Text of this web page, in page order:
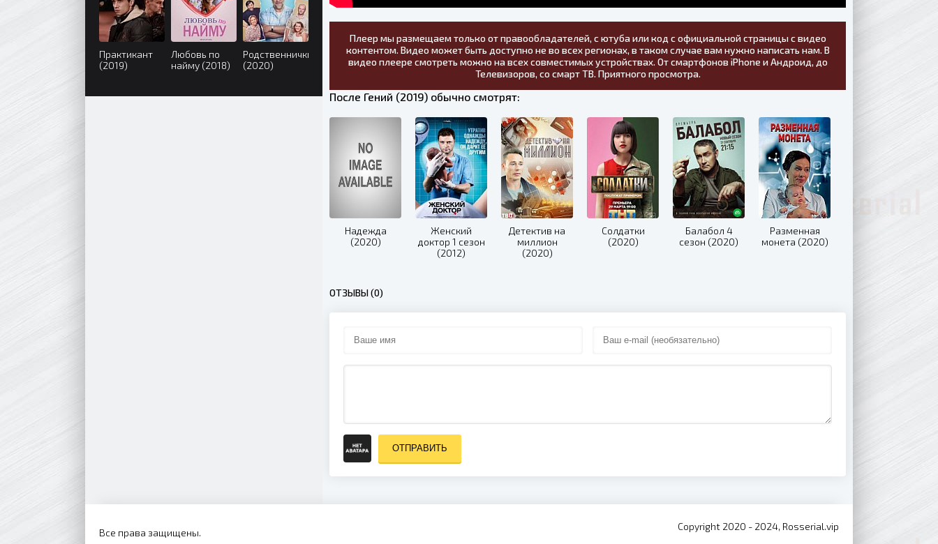
Плеер мы размещаем только от правообладателей, с ютуба или код с официальной страницы с видео
контентом. Видео может быть доступно не во всех регионах, в таком случае вам нужно написать нам. В
видео плеере смотреть можно на всех совместимых устройствах. От смартфонов iPhone и Андроид, до
Телевизоров, со смарт ТВ. Приятного просмотра.
После Гений (2019) обычно смотрят:
Надежда
(2020)
Женский
доктор 1 сезон
(2012)
Детектив на
миллион
(2020)
Солдатки
(2020)
Балабол 4
сезон (2020)
Разменная
монета (2020)
ОТЗЫВЫ (0)
ОТПРАВИТЬ
Практикант
(2019)
Любовь по
найму (2018)
Родственнички
(2020)
Все права защищены.
Copyright 2020 - 2024, Rosserial.vip